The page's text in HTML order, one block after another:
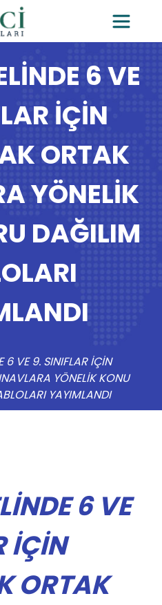
6 VE
İÇİN
ORTAK
YÖNELİK
DAĞILIM
6 VE 9. SINIFLAR İÇİN
YÖNELİK KONU
YAYIMLANDI
6 VE
İÇİN
ORTAK